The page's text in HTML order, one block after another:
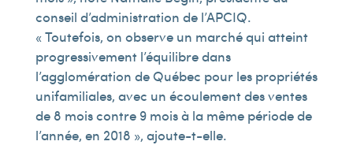
conseil d’administration de l’APCIQ.
« Toutefois, on observe un marché qui atteint
progressivement l’équilibre dans
l’agglomération de Québec pour les propriétés
unifamiliales, avec un écoulement des ventes
de 8 mois contre 9 mois à la même période de
l’année, en 2018 », ajoute-t-elle.